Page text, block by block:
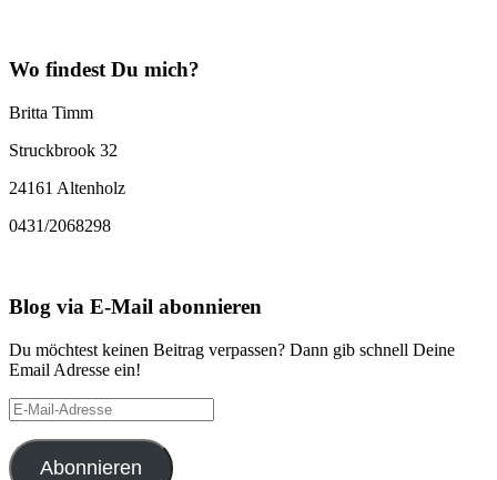
Wo findest Du mich?
Britta Timm
Struckbrook 32
24161 Altenholz
0431/2068298
Blog via E-Mail abonnieren
Du möchtest keinen Beitrag verpassen? Dann gib schnell Deine
Email Adresse ein!
E-
Mail-
Adresse
Abonnieren